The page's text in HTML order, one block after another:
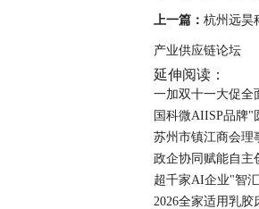
上一篇： 杭州远昊
产业供应链论坛
延伸阅读：
一加双十一大促全
国科微AIISP品牌"
苏州市镇江商会理
政企协同赋能自主
超千家AI企业"智
2026全家适用乳